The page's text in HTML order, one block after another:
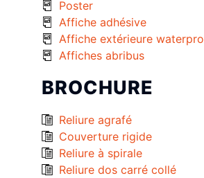
Poster
Affiche adhésive
Affiche extérieure
Affiches abribus
BROCHURE
Reliure agrafé
Couverture rigide
Reliure à spirale
Reliure dos carré collé